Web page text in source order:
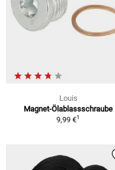
Louis
Magnet-Ölablassschraube
9,99 €1